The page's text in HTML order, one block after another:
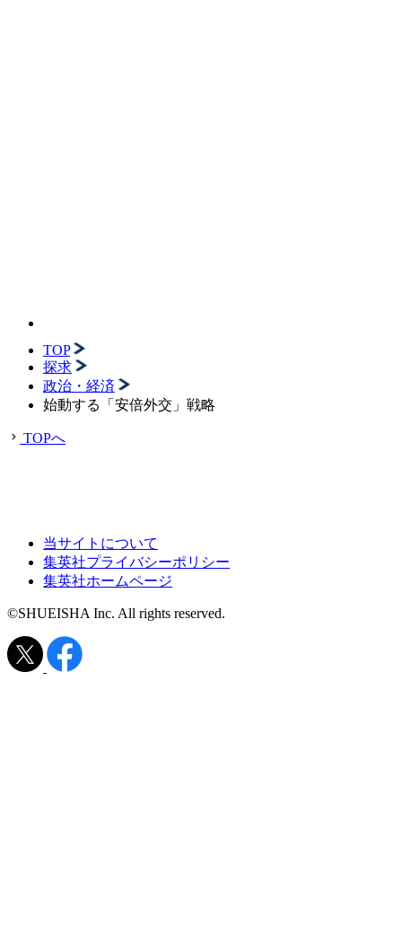
TOP
探求
政治・経済
始動する「安倍外交」戦略
TOPへ
当サイトについて
集英社プライバシーポリシー
集英社ホームページ
©SHUEISHA Inc. All rights reserved.